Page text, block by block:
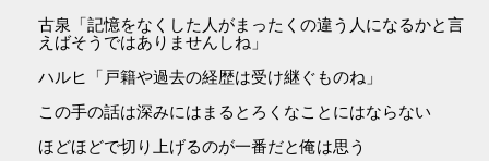
古泉「記憶をなくした人がまったくの違う人になるかと言
えばそうではありませんしね」
ハルヒ「戸籍や過去の経歴は受け継ぐものね」
この手の話は深みにはまるとろくなことにはならない
ほどほどで切り上げるのが一番だと俺は思う